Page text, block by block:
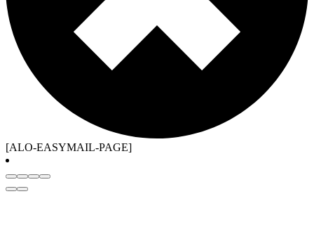
[ALO-EASYMAIL-PAGE]